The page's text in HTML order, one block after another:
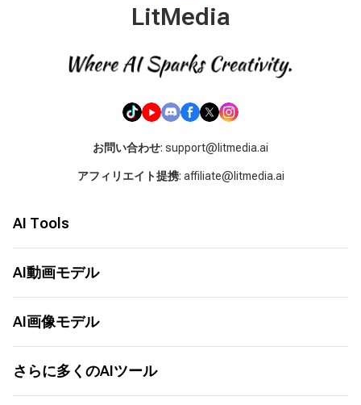
LitMedia
お問い合わせ: support@litmedia.ai
アフィリエイト提携: affiliate@litmedia.ai
AI Tools
AI音楽ジェネレーター
Seed Audio 1.0
画像から動画へ
テキストから動画へ
画像から画像
テキストから画像
AI動画アニメーション
AI動画延長
AI動画モデル
Seedance 2.5
Seedance 2.0
Seedance 2.0 Mini
Grok 1.5
Happy Horse 1.0
AI画像モデル
Nano Banana 2
Seedream 5.0
さらに多くのAIツール